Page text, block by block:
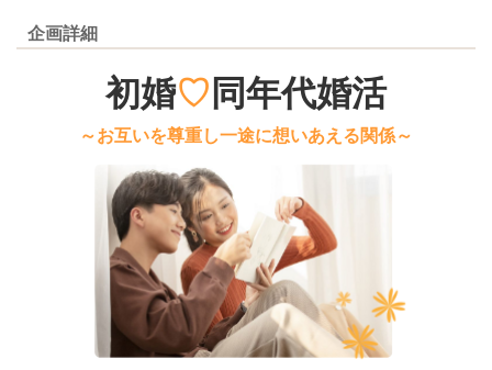
企画詳細
初婚♡ 同年代婚活
～お互いを尊重し一途に想いあえる関係～